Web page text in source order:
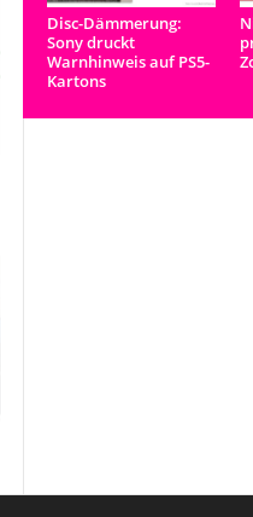
Disc-Dämmerung:
Sony druckt
Warnhinweis auf PS5-
Kartons